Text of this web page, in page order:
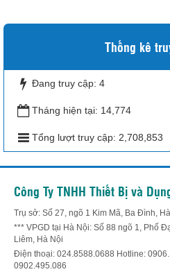
Thống kê
Đang truy cập: 4
Tháng hiện tại: 14,774
Tổng lượt truy cập: 2,708,853
Công Ty TNHH Thiết Bị và
Trụ sở: Số 27, ngõ 1 Kim Mã, Ba Đình,
*** VPGD tại Hà Nội: Số 88 ngõ 1, Phố
Liêm, Hà Nội
Điện thoại: 024.8588.0688 Hotline:
0902.495.086